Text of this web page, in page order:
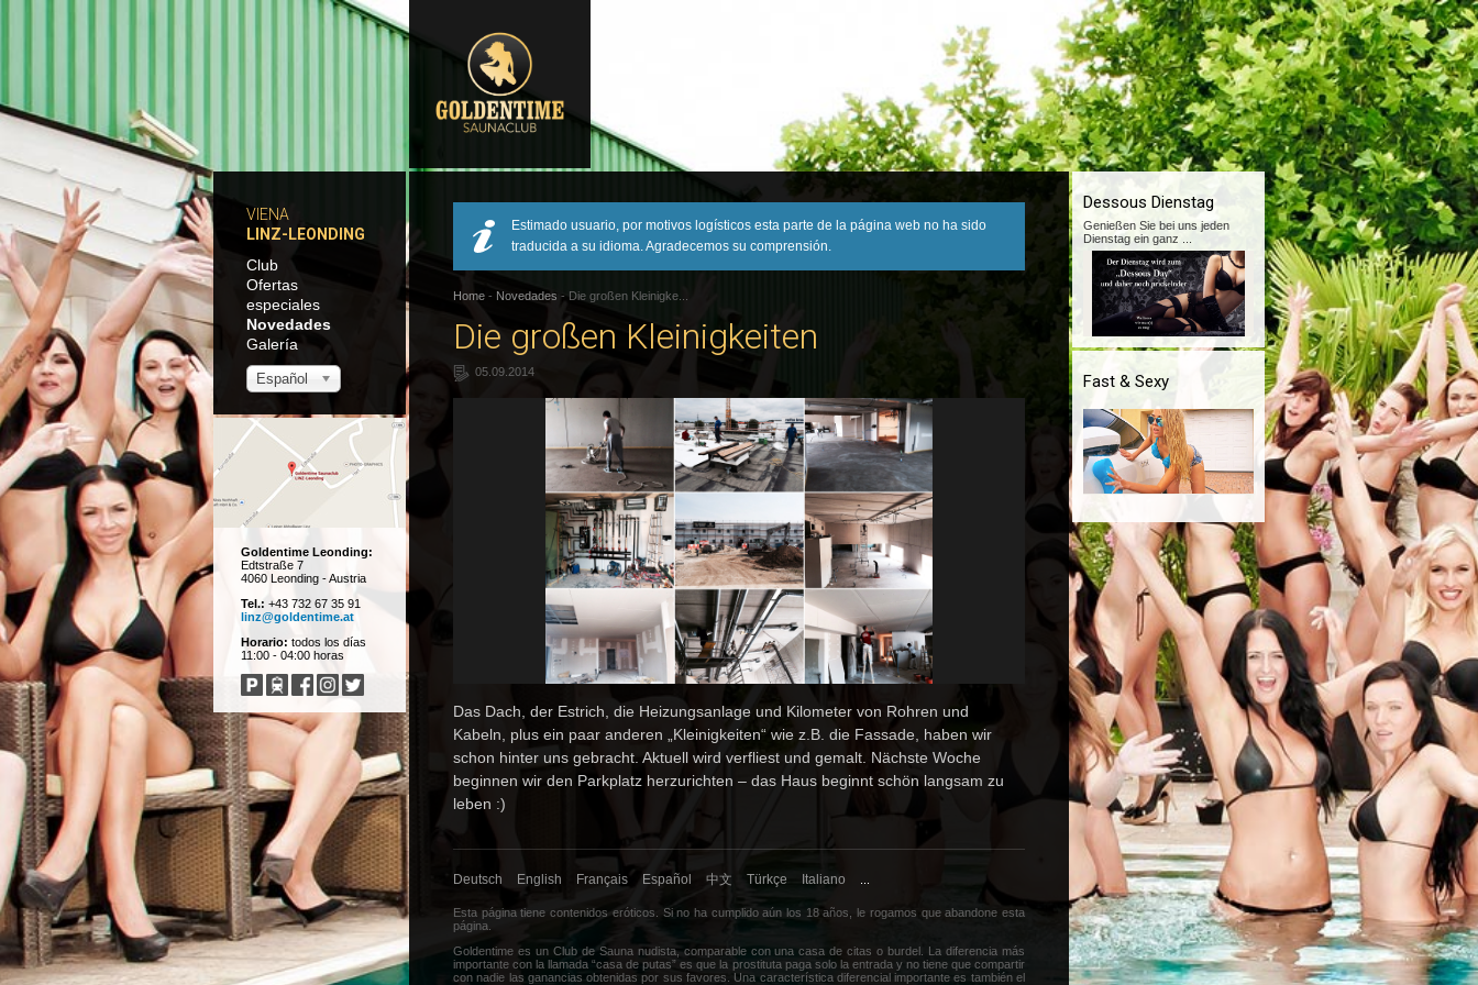
VIENA
LINZ-LEONDING
Club
Ofertas
especiales
Novedades
Galería
Español
Goldentime Leonding:
Edtstraße 7
4060 Leonding - Austria
Tel.: +43 732 67 35 91
linz@goldentime.at
Horario: todos los días
11:00 - 04:00 horas
Estimado usuario, por motivos logísticos esta parte de la página web no ha sido
traducida a su idioma. Agradecemos su comprensión.
Home - Novedades - Die großen Kleinigke...
Die großen Kleinigkeiten
05.09.2014
Das Dach, der Estrich, die Heizungsanlage und Kilometer von Rohren und
Kabeln, plus ein paar anderen „Kleinigkeiten“ wie z.B. die Fassade, haben wir
schon hinter uns gebracht. Aktuell wird verfliest und gemalt. Nächste Woche
beginnen wir den Parkplatz herzurichten – das Haus beginnt schön langsam zu
leben :)
Deutsch English Français Español 中文 Türkçe Italiano
Esta página tiene contenidos eróticos. Si no ha cumplido aún los 18 años, le rogamos queabandone esta
página
Goldentime es un Club de Sauna nudista, comparable con una casa de citas o burdel. La diferencia más
importante con la llamada “casa de putas” es que la prostituta paga solo la entrada y no tiene que compartir
con nadie las ganancias obtenidas por sus favores. Una característica diferencial importante es también el
Dessous Dienstag
Genießen Sie bei uns jeden
Dienstag ein ganz
Fast & Sexy